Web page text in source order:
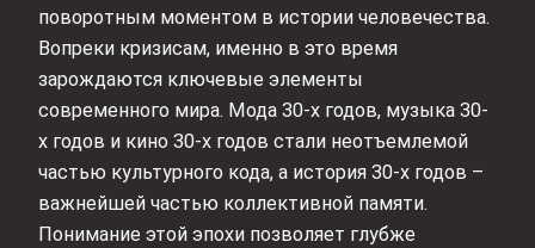
поворотным моментом в истории человечества.
Вопреки кризисам, именно в это время
зарождаются ключевые элементы
современного мира. Мода 30-х годов, музыка 30-
х годов и кино 30-х годов стали неотъемлемой
частью культурного кода, а история 30-х годов –
важнейшей частью коллективной памяти.
Понимание этой эпохи позволяет глубже